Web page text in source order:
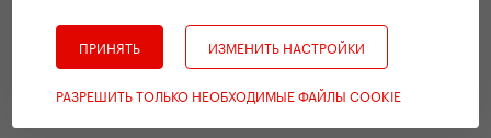
ПРИНЯТЬ ИЗМЕНИТЬ НАСТРОЙКИ
РАЗРЕШИТЬ ТОЛЬКО НЕОБХОДИМЫЕ ФАЙЛЫ COOKIE
| 31. 3. 2020
Thank you for your message Тамара!